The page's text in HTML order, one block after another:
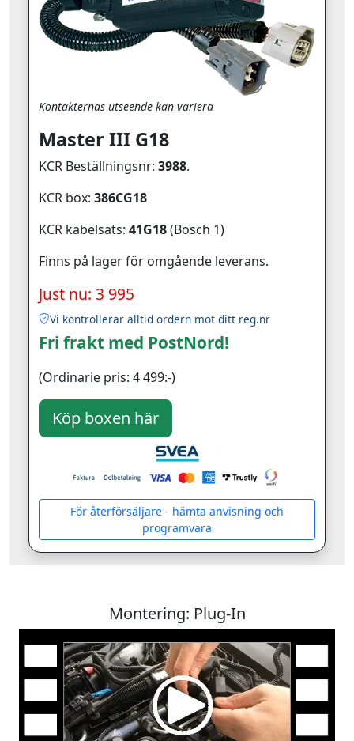
Kontakternas utseende kan variera
Master III G18
KCR Beställningsnr: 3988.
KCR box: 386CG18
KCR kabelsats: 41G18(Bosch 1)
Finns på lager för omgående leverans.
Just nu: 3 995
Vi kontrollerar alltid ordern mot ditt reg.nr
Fri frakt med PostNord!
(Ordinarie pris: 4 499:-)
För återförsäljare - hämta anvisning och
programvara
Montering: Plug-In